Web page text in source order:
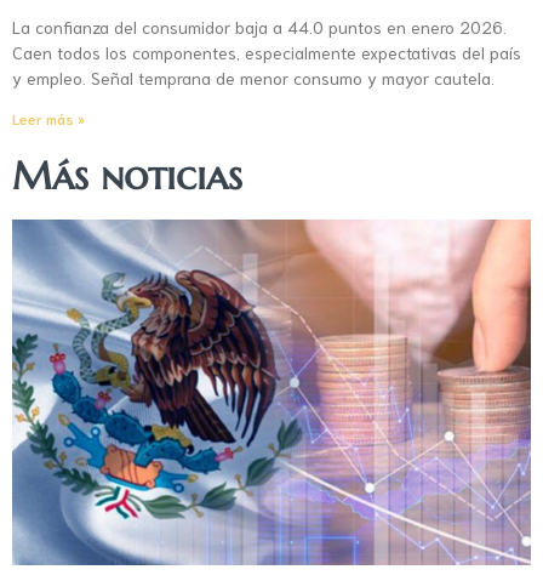
La confianza del consumidor baja a 44.0 puntos en enero 2026.
Caen todos los componentes, especialmente expectativas del país
y empleo. Señal temprana de menor consumo y mayor cautela.
Leer más »
Más noticias